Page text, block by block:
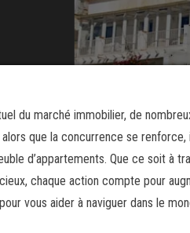
du marché immobilier, de
que la concurrence se
d’appartements. Que ce soit à
chaque action compte pour
vous aider à naviguer dans le